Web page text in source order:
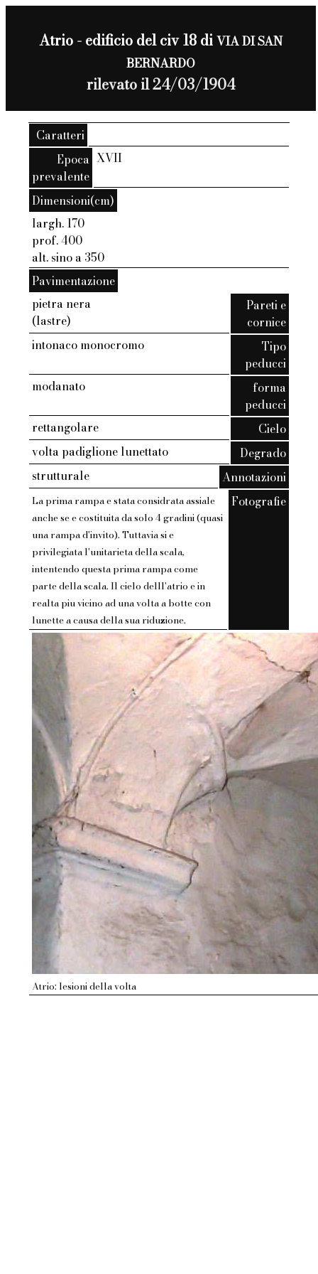
Atrio - edificio del civ 18 diVIA DI SAN
BERNARDO
rilevato il 24/03/1904
Caratteri
Epoca
prevalente
XVII
Dimensioni(cm)
largh. 170
prof. 400
alt. sino a 350
Pavimentazione
pietra nera
(lastre)
Pareti e
cornice
intonaco monocromo
Tipo
peducci
modanato
forma
peducci
rettangolare
Cielo
volta padiglione lunettato
Degrado
strutturale
Annotazioni
La prima rampa e stata considrata assiale
anche se e costituita da solo 4 gradini (quasi
una rampa d'invito). Tuttavia si e
privilegiata l'unitarieta della scala,
intentendo questa prima rampa come
parte della scala. Il cielo delll'atrio e in
realta piu vicino ad una volta a botte con
lunette a causa della sua riduzione.
Fotografie
Atrio: lesioni della volta